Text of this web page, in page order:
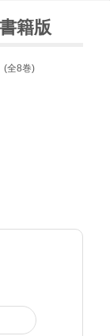
籍版
(全8巻)